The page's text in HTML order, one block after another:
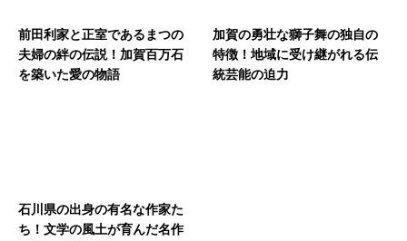
前田利家と正室であるまつの
夫婦の絆の伝説！加賀百万石
を築いた愛の物語
加賀の勇壮な獅子舞の独自の
特徴！地域に受け継がれる伝
統芸能の迫力
石川県の出身の有名な作家た
ち！文学の風土が育んだ名作